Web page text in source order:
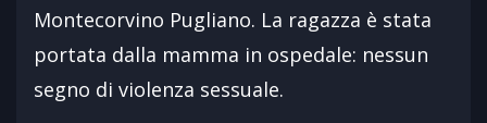
Montecorvino Pugliano. La ragazza è stata
portata dalla mamma in ospedale: nessun
segno di violenza sessuale.